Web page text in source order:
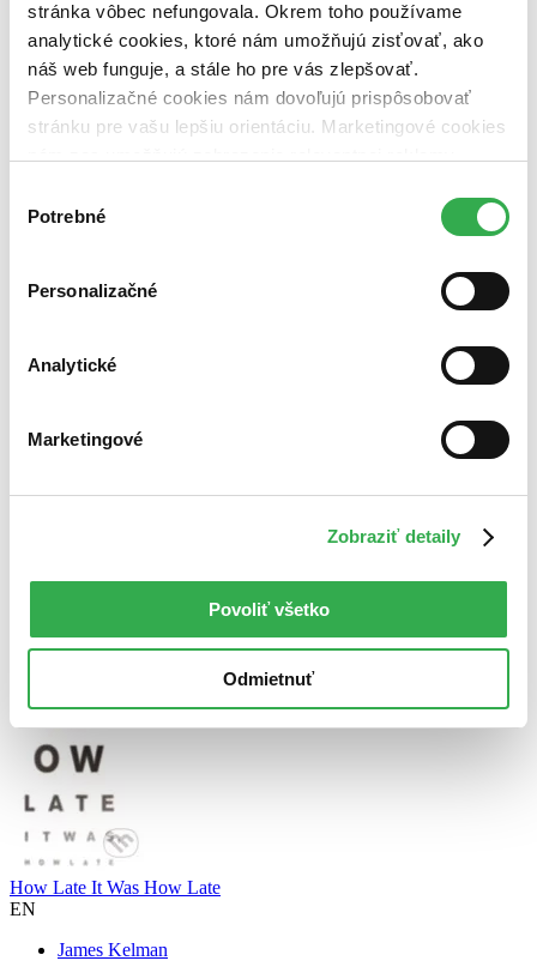
stránka vôbec nefungovala. Okrem toho používame
analytické cookies, ktoré nám umožňujú zisťovať, ako
náš web funguje, a stále ho pre vás zlepšovať.
Personalizačné cookies nám dovoľujú prispôsobovať
stránku pre vašu lepšiu orientáciu. Marketingové cookies
nám pomohlo, keby sme mohli používať všetky tieto
súhlasu
Potrebné
Personalizačné
Analytické
Marketingové
Zobraziť detaily
Povoliť všetko
Odmietnuť
Zúžiť výber
Zoradiť
Top hodnotené
Najlacnejšie
Najvyššia zľava
Použité filtre
How Late It Was How Late
EN
James Kelman